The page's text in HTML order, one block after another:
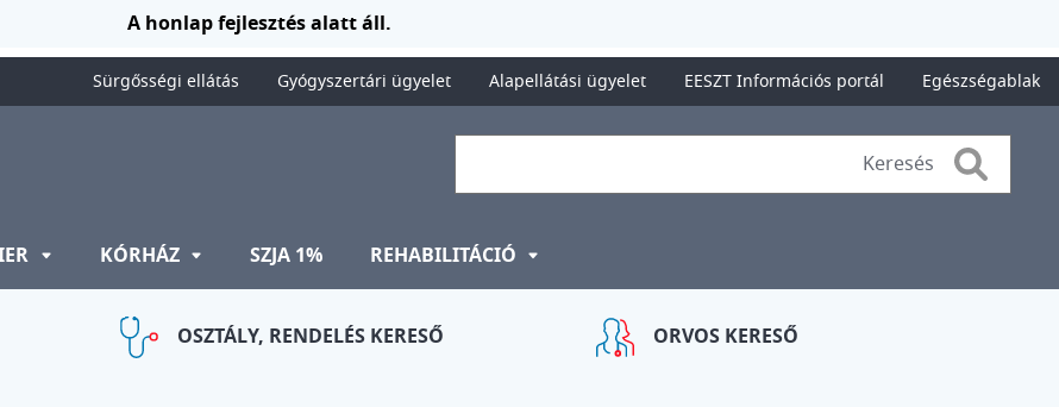
A honlap fejlesztés alatt áll.
Sürgősségi ellátás Gyógyszertári ügyelet Alapellátási ügyelet EESZT Információs portál Egészségablak
Search
KÓRHÁZ SZJA 1% REHABILITÁCIÓ
OSZTÁLY, RENDELÉS KERESŐ ORVOS KERESŐ